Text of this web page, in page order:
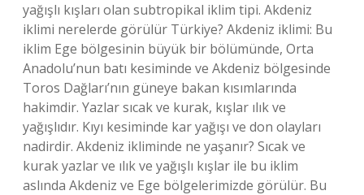
yağışlı kışları olan subtropikal iklim tipi. Akdeniz
iklimi nerelerde görülür Türkiye? Akdeniz iklimi: Bu
iklim Ege bölgesinin büyük bir bölümünde, Orta
Anadolu’nun batı kesiminde ve Akdeniz bölgesinde
Toros Dağları’nın güneye bakan kısımlarında
hakimdir. Yazlar sıcak ve kurak, kışlar ılık ve
yağışlıdır. Kıyı kesiminde kar yağışı ve don olayları
nadirdir. Akdeniz ikliminde ne yaşanır? Sıcak ve
kurak yazlar ve ılık ve yağışlı kışlar ile bu iklim
aslında Akdeniz ve Ege bölgelerimizde görülür. Bu